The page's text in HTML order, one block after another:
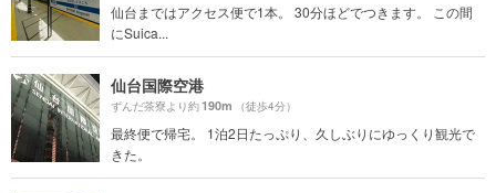
仙台まではアクセス便で1本。 30分ほどでつきます。 この間
にSuica...
仙台国際空港
ずんだ茶寮より約190m （徒歩4分）
最終便で帰宅。 1泊2日たっぷり、久しぶりにゆっくり観光で
きた。